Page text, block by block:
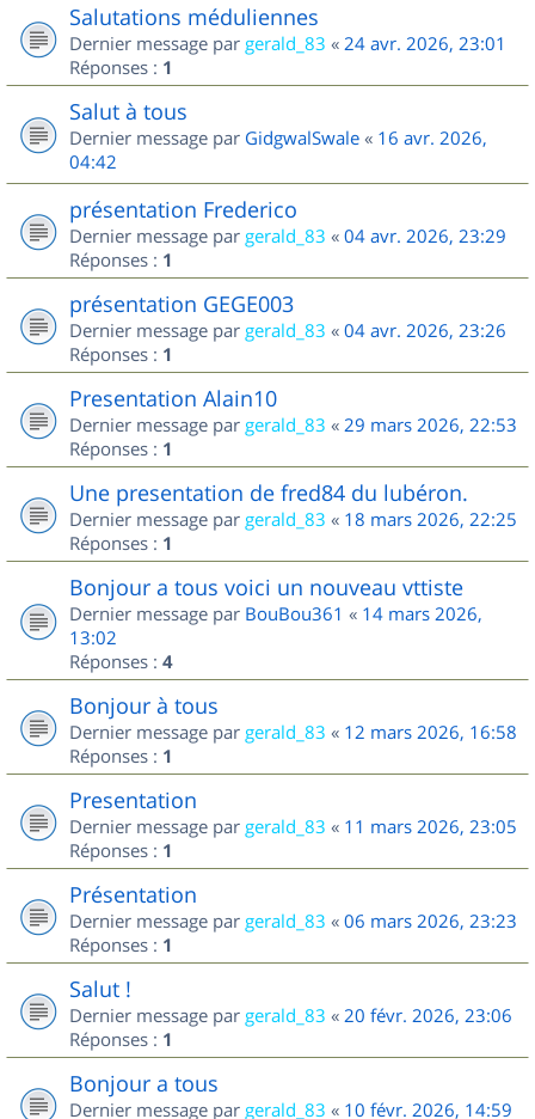
Salutations méduliennes
Dernier message par gerald_83 « 24 avr. 2026, 23:01
Réponses : 1
Salut à tous
Dernier message par GidgwalSwale « 16 avr. 2026,
04:42
présentation Frederico
Dernier message par gerald_83 « 04 avr. 2026, 23:29
Réponses : 1
présentation GEGE003
Dernier message par gerald_83 « 04 avr. 2026, 23:26
Réponses : 1
Presentation Alain10
Dernier message par gerald_83 « 29 mars 2026, 22:53
Réponses : 1
Une presentation de fred84 du lubéron.
Dernier message par gerald_83 « 18 mars 2026, 22:25
Réponses : 1
Bonjour a tous voici un nouveau vttiste
Dernier message par BouBou361 « 14 mars 2026,
13:02
Réponses : 4
Bonjour à tous
Dernier message par gerald_83 « 12 mars 2026, 16:58
Réponses : 1
Presentation
Dernier message par gerald_83 « 11 mars 2026, 23:05
Réponses : 1
Présentation
Dernier message par gerald_83 « 06 mars 2026, 23:23
Réponses : 1
Salut !
Dernier message par gerald_83 « 20 févr. 2026, 23:06
Réponses : 1
Bonjour a tous
Dernier message par gerald_83 « 10 févr. 2026, 14:59